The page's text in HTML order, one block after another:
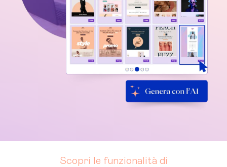
Scopri le funzionalità di